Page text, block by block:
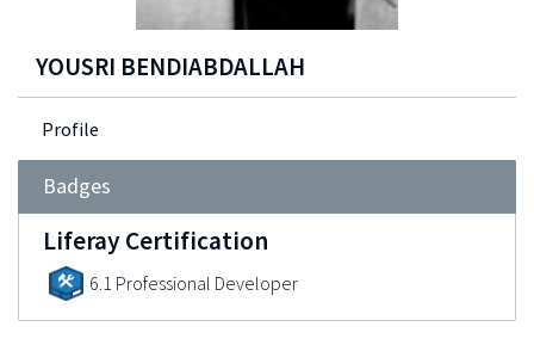
YOUSRI BENDIABDALLAH
Profile
Badges
Liferay Certification
6.1 Professional Developer